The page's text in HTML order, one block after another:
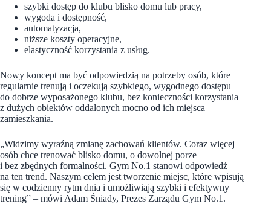
szybki dostęp do klubu blisko domu lub pracy,
wygoda i dostępność,
automatyzacja,
niższe koszty operacyjne,
elastyczność korzystania z usług.
Nowy koncept ma być odpowiedzią na potrzeby osób, które
regularnie trenują i oczekują szybkiego, wygodnego dostępu
do dobrze wyposażonego klubu, bez konieczności korzystania
z dużych obiektów oddalonych mocno od ich miejsca
zamieszkania.
„Widzimy wyraźną zmianę zachowań klientów. Coraz więcej
osób chce trenować blisko domu, o dowolnej porze
i bez zbędnych formalności. Gym No.1 stanowi odpowiedź
na ten trend. Naszym celem jest tworzenie miejsc, które wpisują
się w codzienny rytm dnia i umożliwiają szybki i efektywny
trening” – mówi Adam Śniady, Prezes Zarządu Gym No.1.